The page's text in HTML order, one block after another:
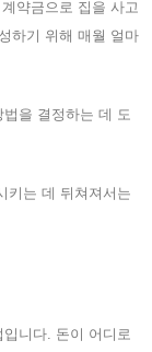
약금으로 집을 사고
하기 위해 매월 얼마
을 결정하는 데 도
키는 데 뒤쳐져서는
니다. 돈이 어디로